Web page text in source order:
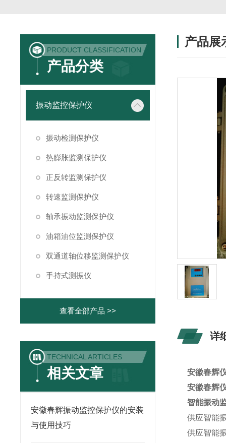
PRODUCT CLASSIFICATION
产品分类
振动监控保护仪
振动检测保护仪
热膨胀监测保护仪
正反转监测保护仪
转速监测保护仪
轴承振动监测保护仪
油箱油位监测保护仪
双通道轴位移监测保护仪
手持式测振仪
查看全部产品 >>
TECHNICAL ARTICLES
相关文章
安徽春辉振动监控保护仪的安装
与使用技巧
产品展
详
安徽春辉
安徽春辉
智能振动
供应智能
供应智能